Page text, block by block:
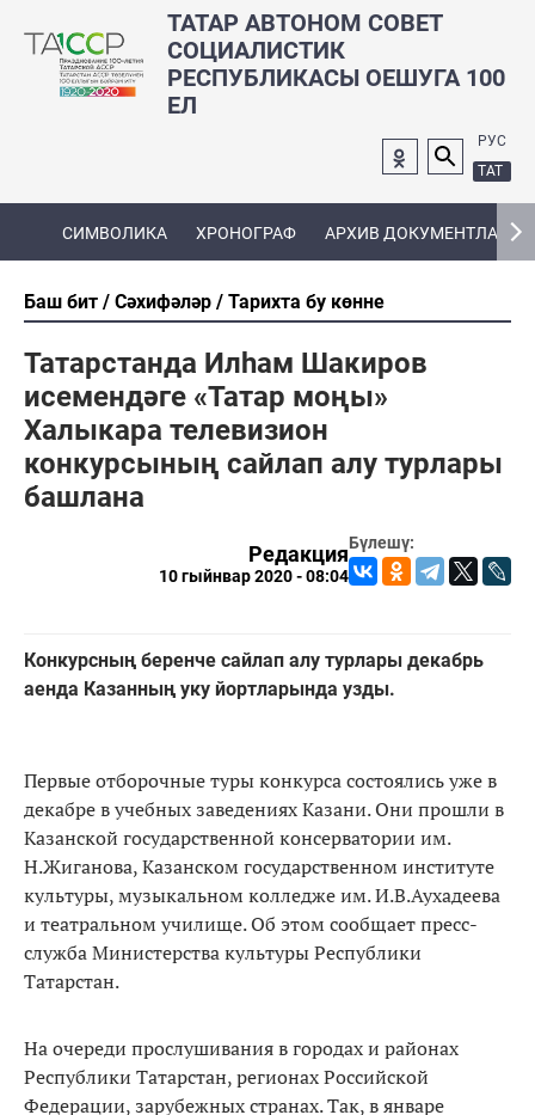
ТАТАР АВТОНОМ СОВЕТ
СОЦИАЛИСТИК
РЕСПУБЛИКАСЫ ОЕШУГА 100
ЕЛ
РУС
ТАТ
СИМВОЛИКА ХРОНОГРАФ АРХИВ ДОКУМЕНТЛАРЫ
Баш бит Сәхифәләр Тарихта бу көнне
Татарстанда Илһам Шакиров
исемендәге «Татар моңы»
Халыкара телевизион
конкурсының сайлап алу турлары
башлана
Бүлешү:
Редакция
10 гыйнвар 2020 - 08:04
Конкурсның беренче сайлап алу турлары декабрь
аенда Казанның уку йортларында узды.
Первые отборочные туры конкурса состоялись уже в
декабре в учебных заведениях Казани. Они прошли в
Казанской государственной консерватории им.
Н.Жиганова, Казанском государственном институте
культуры, музыкальном колледже им. И.В.Аухадеева
и театральном училище. Об этом сообщает пресс-
служба Министерства культуры Республики
Татарстан.
На очереди прослушивания в городах и районах
Республики Татарстан, регионах Российской
Федерации, зарубежных странах. Так, в январе